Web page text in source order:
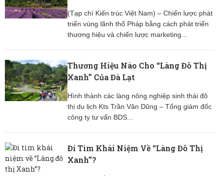
(Tạp chí Kiến trúc Việt Nam) – Chiến lược phát
triển vùng lãnh thổ Pháp bằng cách phát triển
thương hiệu và chiến lược marketing...
Thương Hiệu Nào Cho “Làng Đô Thị
Xanh” Của Đà Lạt
Hình thành các làng nông nghiệp sinh thái đô
thị du lịch Kts Trần Văn Dũng – Tổng giám đốc
công ty tư vấn BDS...
Đi Tìm Khái Niệm Về “Làng Đô Thị
Xanh”?